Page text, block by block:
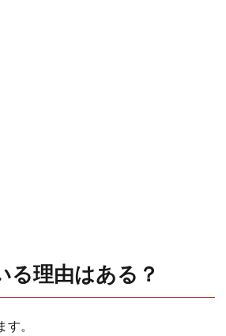
る理由はある？
。